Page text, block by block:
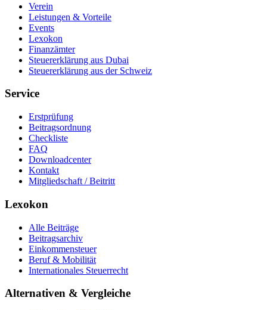
Verein
Leistungen & Vorteile
Events
Lexokon
Finanzämter
Steuererklärung aus Dubai
Steuererklärung aus der Schweiz
Service
Erstprüfung
Beitragsordnung
Checkliste
FAQ
Downloadcenter
Kontakt
Mitgliedschaft / Beitritt
Lexokon
Alle Beiträge
Beitragsarchiv
Einkommensteuer
Beruf & Mobilität
Internationales Steuerrecht
Alternativen & Vergleiche